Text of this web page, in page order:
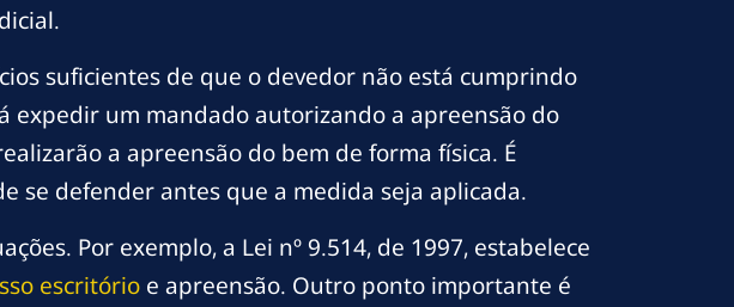
suficientes de que o devedor não está cumprindo
expedir um mandado autorizando a apreensão do
a apreensão do bem de forma física. É
se defender antes que a medida seja aplicada.
Por exemplo, a Lei nº 9.514, de 1997, estabelece
escritório e apreensão. Outro ponto importante é